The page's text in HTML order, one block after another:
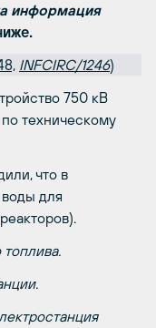
информация
INFCIRC/1246)
750 кВ
техническому
что в
для